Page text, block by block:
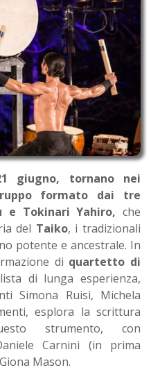
giugno, tornano nei
formato dai tre
e Tokinari Yahiro, che
del Taiko, i tradizionali
potente e ancestrale. In
di quartetto di
di lunga esperienza,
Simona Ruisi, Michela
esplora la scrittura
strumento, con
Carnini (in prima
Mason.